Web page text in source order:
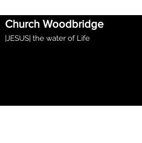
Church Woodbridge
|JESUS| the water of Life